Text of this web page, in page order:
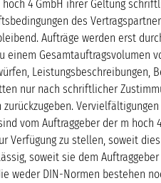
4 GmbH ihrer Geltung
des
Aufträge werden erst
einem
nur nach schriftlicher
vom Auftraggeber der m
Verfügung zu stellen, soweit
soweit sie dem
weder DIN-Normen bestehen